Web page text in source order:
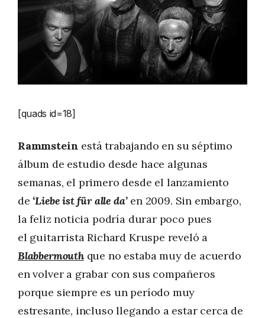
[quads id=18]
Rammstein está trabajando en su séptimo
álbum de estudio desde hace algunas
semanas, el primero desde el lanzamiento
de ‘Liebe ist für alle da’ en 2009. Sin embargo,
la feliz noticia podría durar poco pues
el guitarrista Richard Kruspe reveló a
Blabbermouthque no estaba muy de acuerdo
en volver a grabar con sus compañeros
porque siempre es un período muy
estresante, incluso llegando a estar cerca de